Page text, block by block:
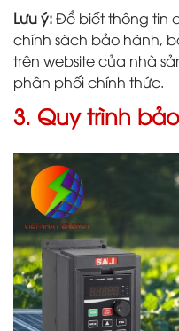
Lưu ý:Để biết thông tin
chính sách bảo hành,
trên website của nhà
phân phối chính thức.
3. Quy trình